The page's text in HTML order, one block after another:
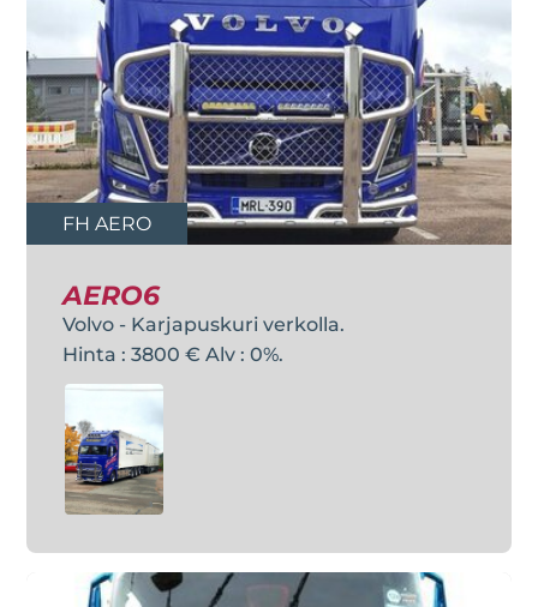
FH AERO
AERO6
Volvo - Karjapuskuri verkolla.
Hinta : 3800 € Alv : 0%.